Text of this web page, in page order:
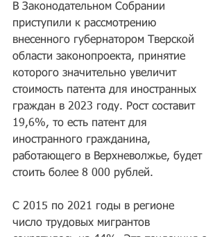
В Законодательном Собрании
приступили к рассмотрению
внесенного губернатором Тверской
области законопроекта, принятие
которого значительно увеличит
стоимость патента для иностранных
граждан в 2023 году. Рост составит
19,6%, то есть патент для
иностранного гражданина,
работающего в Верхневолжье, будет
стоить более 8 000 рублей.
С 2015 по 2021 годы в регионе
число трудовых мигрантов